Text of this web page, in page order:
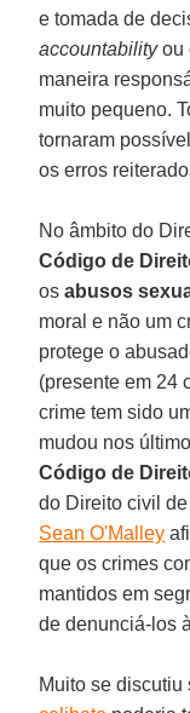
e tomada de
accountabilityou
maneira
muito pequeno.
tornaram
os erros
No âmbito do
Código de
osabusos
moral e não um
protege o
(presente em 24
crime tem sido
mudou nos
Código de
do Direito civil
Sean O'Malley
que os crimes
mantidos em
de denunciá-los
Muito se